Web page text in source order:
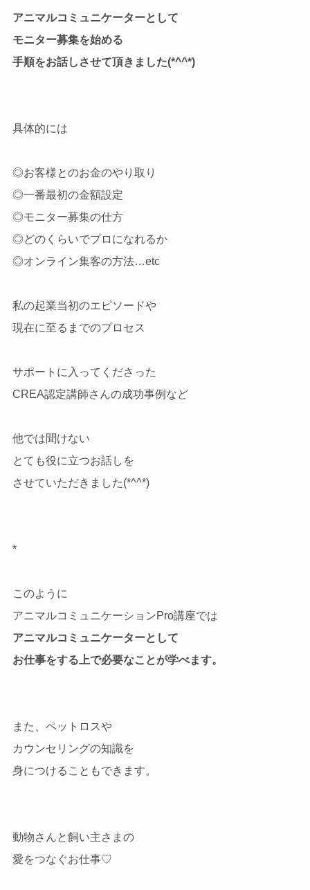
アニマルコミュニケーターとして
モニター募集を始める
手順をお話しさせて頂きました(*^^*)
具体的には
◎お客様とのお金のやり取り
◎一番最初の金額設定
◎モニター募集の仕方
◎どのくらいでプロになれるか
◎オンライン集客の方法…etc
私の起業当初のエピソードや
現在に至るまでのプロセス
サポートに入ってくださった
CREA認定講師さんの成功事例など
他では聞けない
とても役に立つお話しを
させていただきました(*^^*)
*
このように
アニマルコミュニケーションPro講座では
アニマルコミュニケーターとして
お仕事をする上で必要なことが学べます。
また、ペットロスや
カウンセリングの知識を
身につけることもできます。
動物さんと飼い主さまの
愛をつなぐお仕事♡